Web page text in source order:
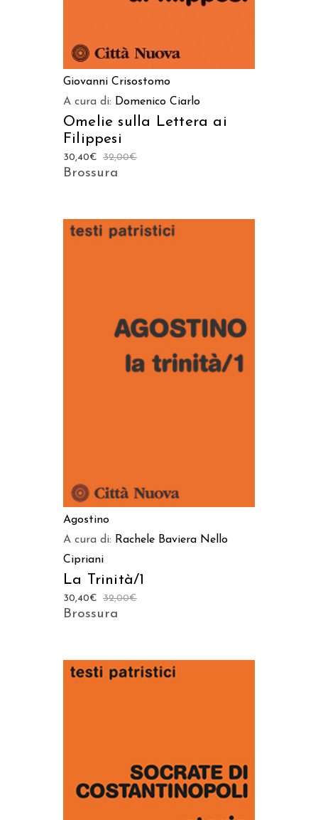
Giovanni Crisostomo
A cura di: Domenico Ciarlo
Omelie sulla Lettera ai
Filippesi
32,00€
30,40€
Brossura
AGGIUNGI AL CARRELLO
Agostino
A cura di: Rachele Baviera Nello
Cipriani
La Trinità/1
32,00€
30,40€
Brossura